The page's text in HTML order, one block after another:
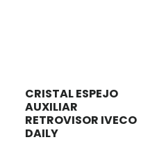
CRISTAL ESPEJO
AUXILIAR
RETROVISOR IVECO
DAILY